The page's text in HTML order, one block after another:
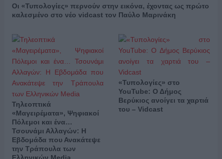
Οι «Τυπολογίες» περνούν στην εικόνα, έχοντας ως πρώτο
καλεσμένο στο νέο vidcast τον Παύλο Μαρινάκη
Τηλεοπτικά
«Μαγειρέματα», Ψηφιακοί
Πόλεμοι και ένα…
Τσουνάμι Αλλαγών: Η
Εβδομάδα που Ανακάτεψε
την Τράπουλα των
Ελληνικών Media
«Τυπολογίες» στο
YouTube: Ο Δήμος
Βερύκιος ανοίγει τα χαρτιά
του – Vidcast